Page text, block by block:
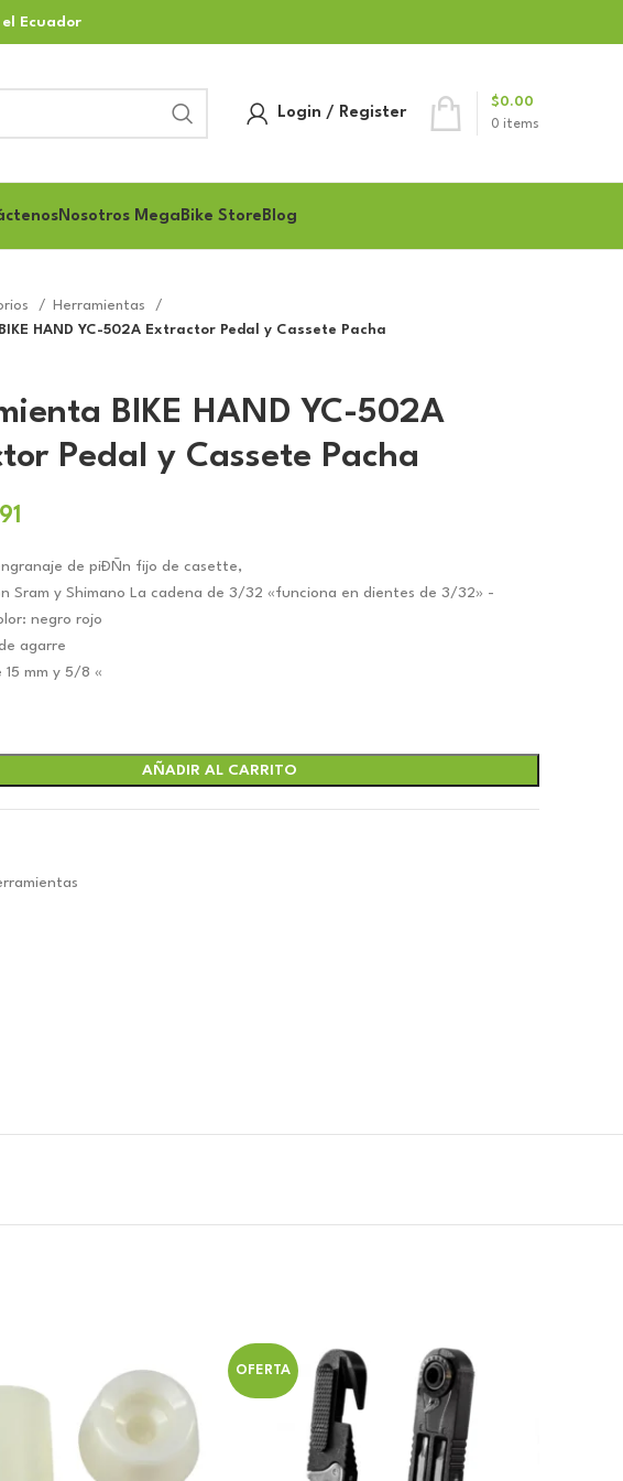
Ecuador
Login / Register
0 items
$0.00
Nosotros MegaBike Store Blog
Herramientas
HAND YC-502A Extractor Pedal y Cassete Pacha
BIKE HAND YC-502A
Pedal y Cassete Pacha
actual
es:
$8.91.
de piÐÑn fijo de casette,
Sram y Shimano La cadena de 3/32 «funciona en dientes de 3/32» -
negro rojo
agarre
15 mm y 5/8 «
AÑADIR AL CARRITO
OFERTA